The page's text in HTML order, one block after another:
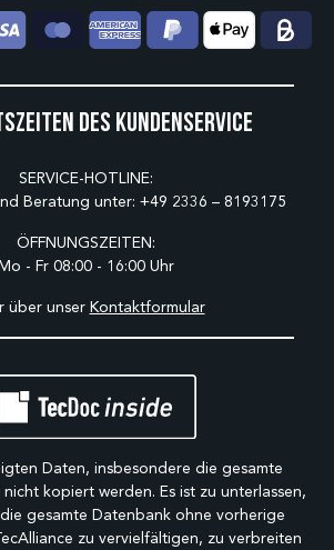
des Kundenservice
SERVICE-HOTLINE:
Beratung unter: +49 2336 – 8193175
ÖFFNUNGSZEITEN:
- Fr 08:00 - 16:00 Uhr
über unser Kontaktformular
Daten, insbesondere die gesamte
kopiert werden. Es ist zu unterlassen,
gesamte Datenbank ohne vorherige
zu vervielfältigen, zu verbreiten